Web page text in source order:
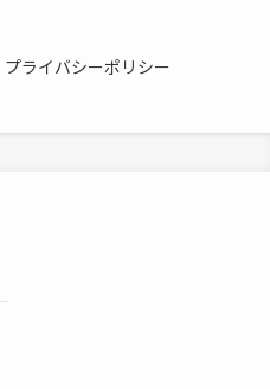
プライバシーポリシー